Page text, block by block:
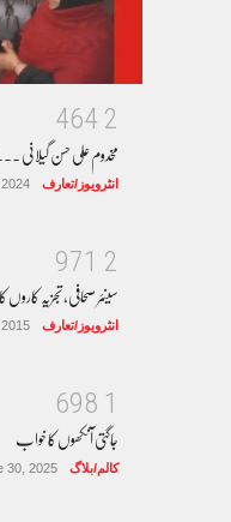
2
4
6
4
مخدوم علی حسن گیلانی
انٹرویوز/تعارف
2
1
7
9
سینئر صحافی، تجزیہ
انٹرویوز/تعارف
1
8
9
6
جاگتی آنکھوں کا خواب
کالم/بلاگ 30, 2025